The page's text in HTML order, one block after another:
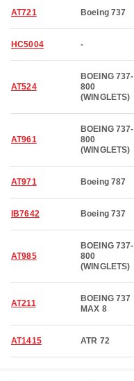
AT721 Boeing 737
HC5004 -
AT524
BOEING 737-
800
(WINGLETS)
AT961
BOEING 737-
800
(WINGLETS)
AT971 Boeing 787
IB7642 Boeing 737
AT985
BOEING 737-
800
(WINGLETS)
AT211
BOEING 737
MAX 8
AT1415 ATR 72